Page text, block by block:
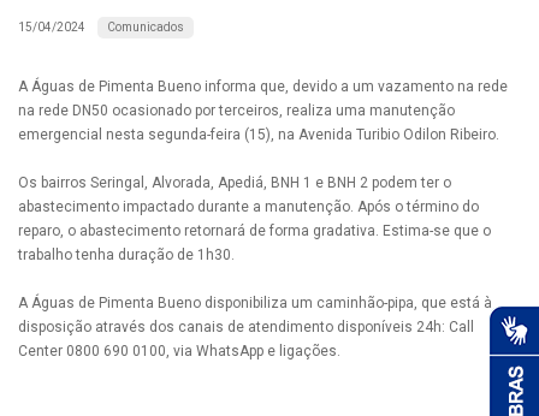
15/04/2024 Comunicados
A Águas de Pimenta Bueno informa que, devido a um vazamento na rede
na rede DN50 ocasionado por terceiros, realiza uma manutenção
emergencial nesta segunda-feira (15), na Avenida Turibio Odilon Ribeiro.
Os bairros Seringal, Alvorada, Apediá, BNH 1 e BNH 2 podem ter o
abastecimento impactado durante a manutenção. Após o término do
reparo, o abastecimento retornará de forma gradativa. Estima-se que o
trabalho tenha duração de 1h30.
A Águas de Pimenta Bueno disponibiliza um caminhão-pipa, que está à
disposição através dos canais de atendimento disponíveis 24h: Call
Center 0800 690 0100, via WhatsApp e ligações.